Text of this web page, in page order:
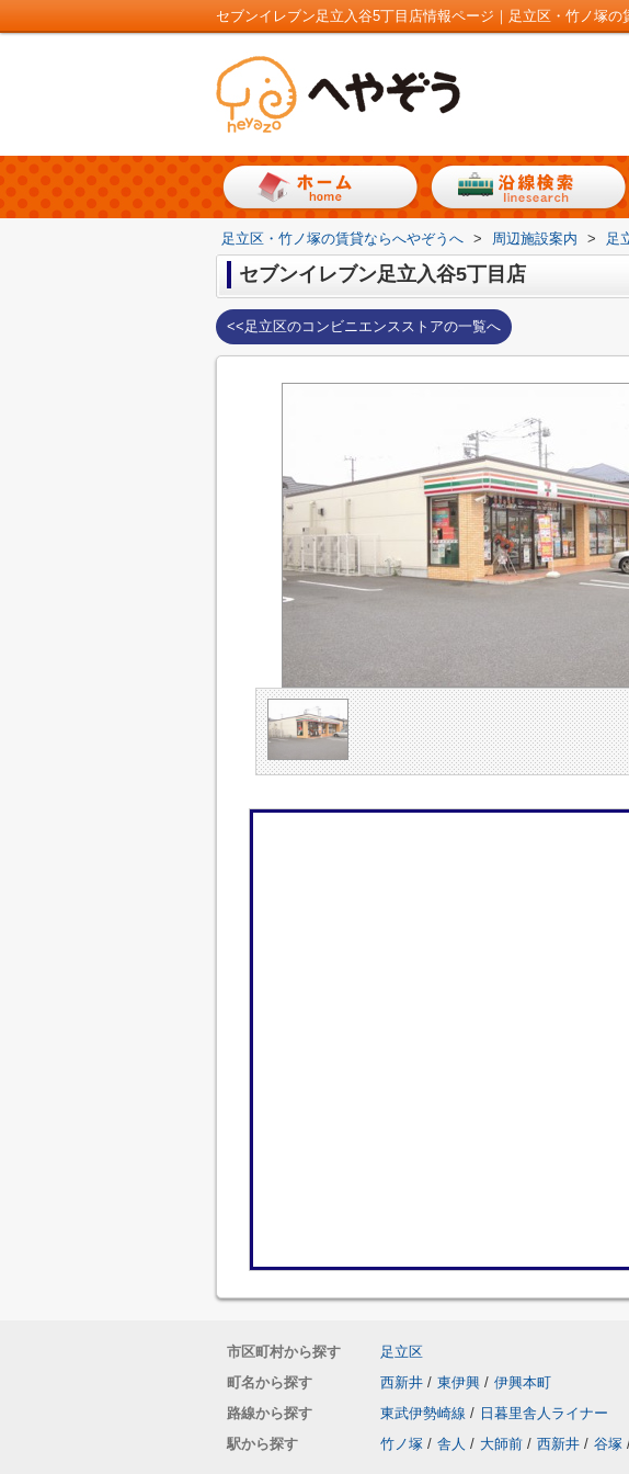
セブンイレブン足立入谷5丁目店情報ページ｜足立区・竹ノ塚の
足立区・竹ノ塚の賃貸ならへやぞうへ > 周辺施設案内 > 足
セブンイレブン足立入谷5丁目店
<<足立区のコンビニエンスストアの一覧へ
市区町村から探す
足立区
町名から探す
西新井 / 東伊興 / 伊興本町
路線から探す
東武伊勢崎線 / 日暮里舎人ライナー
駅から探す
竹ノ塚 / 舎人 / 大師前 / 西新井 / 谷塚